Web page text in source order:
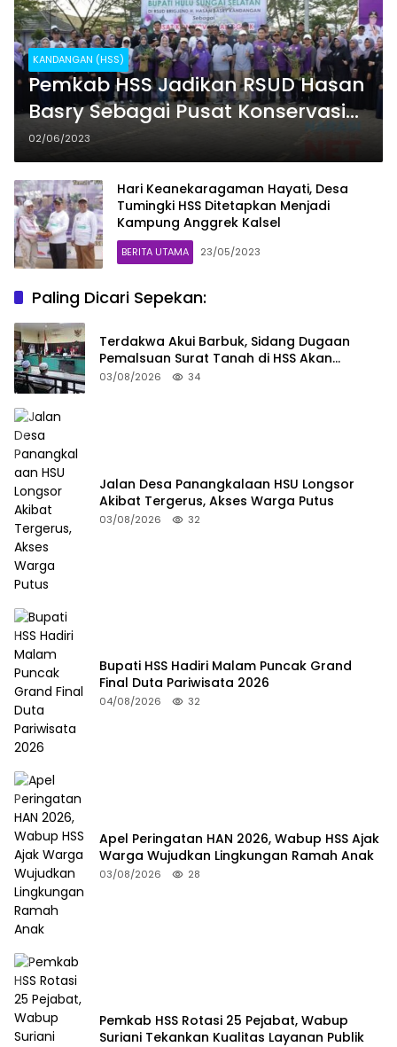
KANDANGAN (HSS)
Pemkab HSS Jadikan RSUD Hasan
Basry Sebagai Pusat Konservasi
Anggrek
02/06/2023
Hari Keanekaragaman Hayati, Desa
Tumingki HSS Ditetapkan Menjadi
Kampung Anggrek Kalsel
BERITA UTAMA 23/05/2023
Paling Dicari Sepekan:
Terdakwa Akui Barbuk, Sidang Dugaan
Pemalsuan Surat Tanah di HSS Akan
Berlanjut Tuntutan JPU
03/08/2026 34
Jalan Desa Panangkalaan HSU Longsor
Akibat Tergerus, Akses Warga Putus
03/08/2026 32
Bupati HSS Hadiri Malam Puncak Grand
Final Duta Pariwisata 2026
04/08/2026 32
Apel Peringatan HAN 2026, Wabup HSS Ajak
Warga Wujudkan Lingkungan Ramah Anak
03/08/2026 28
Pemkab HSS Rotasi 25 Pejabat, Wabup
Suriani Tekankan Kualitas Layanan Publik